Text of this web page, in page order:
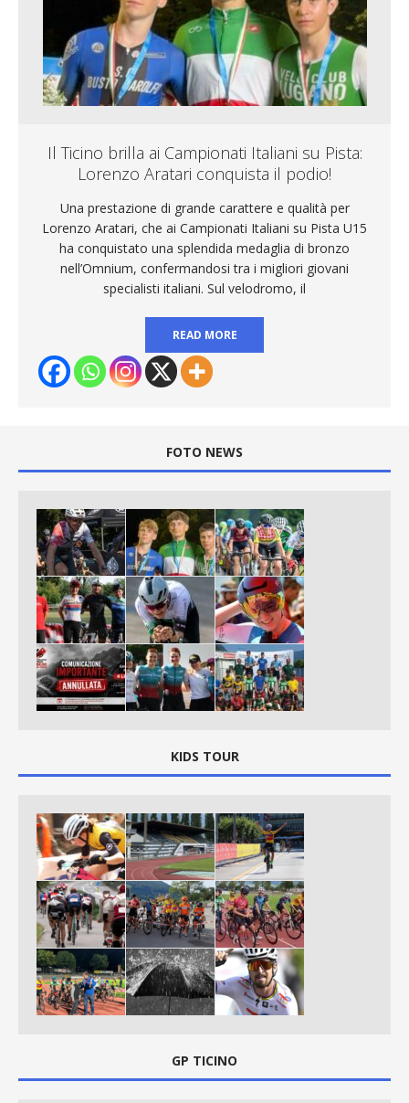
Il Ticino brilla ai Campionati Italiani su Pista:
Lorenzo Aratari conquista il podio!
Una prestazione di grande carattere e qualità per
Lorenzo Aratari, che ai Campionati Italiani su Pista U15
ha conquistato una splendida medaglia di bronzo
nell’Omnium, confermandosi tra i migliori giovani
specialisti italiani. Sul velodromo, il
READ MORE
FOTO NEWS
KIDS TOUR
GP TICINO